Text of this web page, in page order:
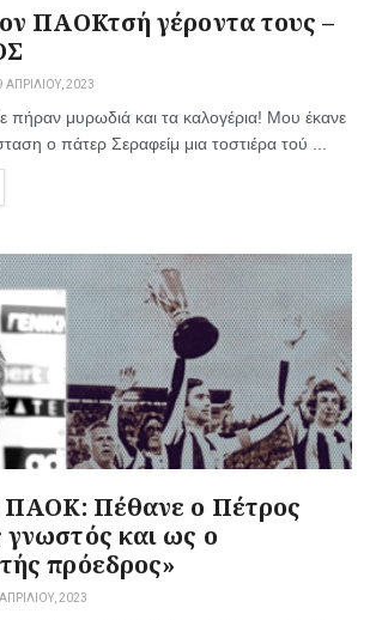
ΠΑΟΚτσή γέροντα τους –
ΑΠΡΙΛΊΟΥ, 2023
μυρωδιά και τα καλογέρια! Μου έκανε
ο πάτερ Σεραφείμ μια τοστιέρα τού ...
ΠΑΟΚ: Πέθανε ο Πέτρος
και ως ο
πρόεδρος»
2023